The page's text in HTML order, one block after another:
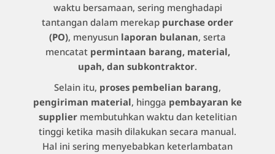
waktu bersamaan, sering menghadapi
tantangan dalam merekap purchase order
(PO), menyusun laporan bulanan, serta
mencatat permintaan barang, material,
upah, dan subkontraktor.
Selain itu, proses pembelian barang,
pengiriman material, hingga pembayaran ke
suppliermembutuhkan waktu dan ketelitian
tinggi ketika masih dilakukan secara manual.
Hal ini sering menyebabkan keterlambatan